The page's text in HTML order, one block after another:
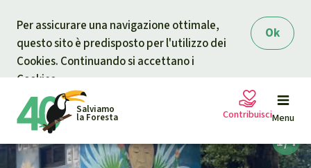
Ok
Per assicurare una navigazione ottimale,
questo sito è predisposto per l'utilizzo dei
Cookies. Continuando si accettano i
Cookies.
Salviamo
la Foresta Menu
Contribuisci